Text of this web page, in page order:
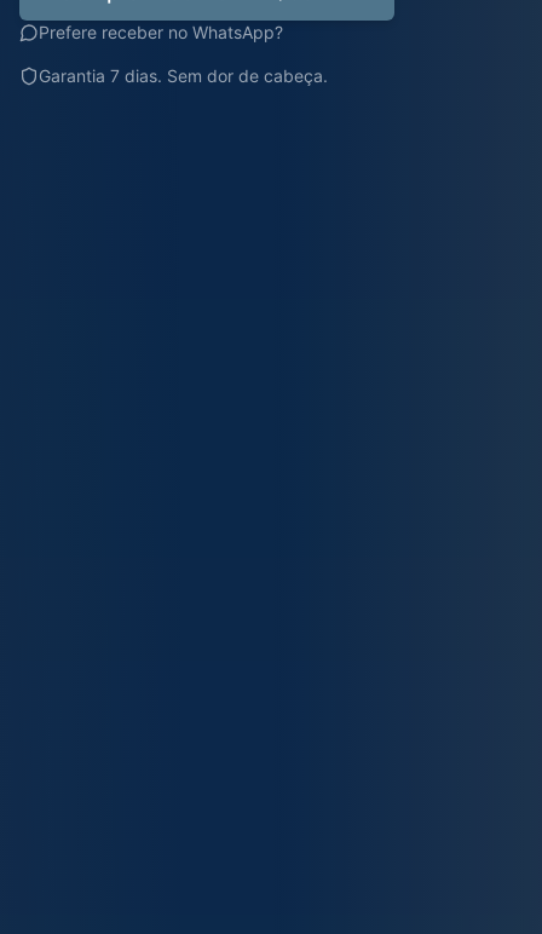
Prefere receber no WhatsApp?
Garantia 7 dias. Sem dor de cabeça.